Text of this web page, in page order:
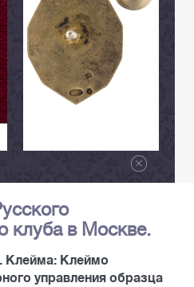
клуба в Москве.
Клейма: Клеймо
управления образца